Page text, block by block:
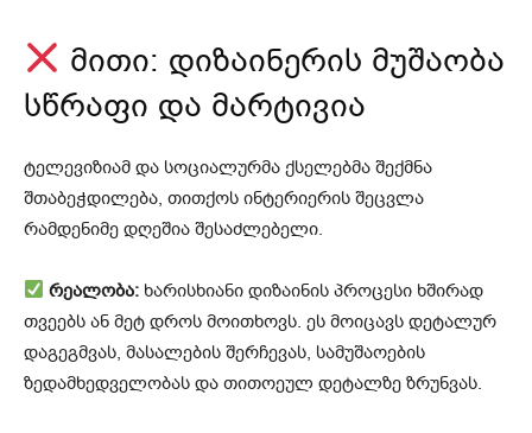
მითი: დიზაინერის მუშაობა
სწრაფი და მარტივია
ტელევიზიამ და სოციალურმა ქსელებმა შექმნა
შთაბეჭდილება, თითქოს ინტერიერის შეცვლა
რამდენიმე დღეშია შესაძლებელი.
რეალობა: ხარისხიანი დიზაინის პროცესი ხშირად
თვეებს ან მეტ დროს მოითხოვს. ეს მოიცავს დეტალურ
დაგეგმვას, მასალების შერჩევას, სამუშაოების
ზედამხედველობას და თითოეულ დეტალზე ზრუნვას.